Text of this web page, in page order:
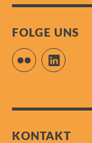
FOLGE UNS
Flickr LinkedIn
KONTAKT